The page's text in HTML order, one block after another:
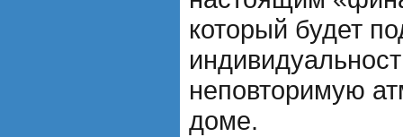
который будет
неповторимую
доме.